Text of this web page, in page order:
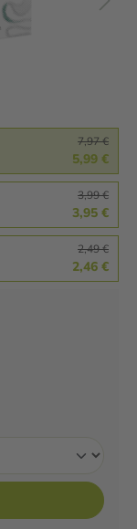
7,97 €
5,99 €
3,99 €
3,95 €
2,49 €
2,46 €